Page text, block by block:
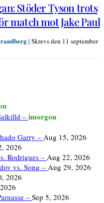
Stöder Tyson trots
match mot Jake Paul
| Skrevs den 11 september
–imorgon
Garry – Aug 15, 2026
2026
Rodrigues – Aug 22, 2026
vs. Song – Aug 29, 2026
2026
– Sep 5, 2026